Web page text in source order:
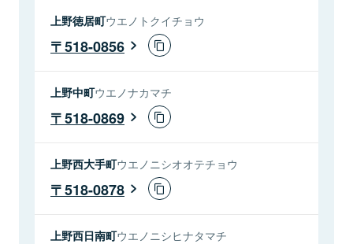
上野徳居町ウエノトクイチョウ
518-0856
上野中町ウエノナカマチ
518-0869
上野西大手町ウエノニシオオテチョウ
518-0878
上野西日南町ウエノニシヒナタマチ